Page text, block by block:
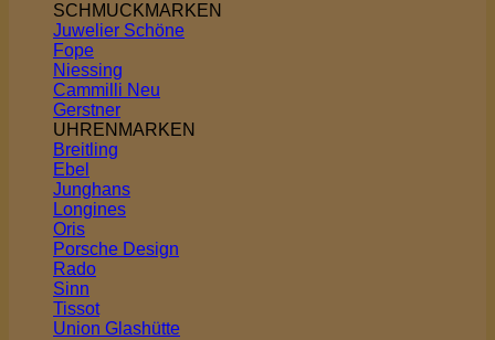
SCHMUCKMARKEN
Juwelier Schöne
Fope
Niessing
Cammilli
Gerstner
UHRENMARKEN
Breitling
Ebel
Junghans
Longines
Oris
Porsche Design
Rado
Sinn
Tissot
Union Glashütte